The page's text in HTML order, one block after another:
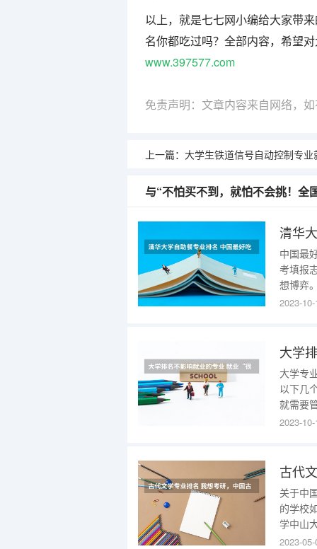
以上，就是七七网小编给大家带
名你都吃过吗？全部内容，希望
www.397577.com
免责声明：文章内容来自网络，
上一篇： 大学生铁道信号自动控制专业就业职业生涯规划书范文(参考模板) 我想了解一下沈阳汽修学校排名，
与“不怕买不到，就怕不会挑！全
中国最
考填报
想博弈
考虑在
的，每
2023-
大学专
以下几
就需要
会让一
是大
2023-
关于中
的学校
学中山
中国人
2023-